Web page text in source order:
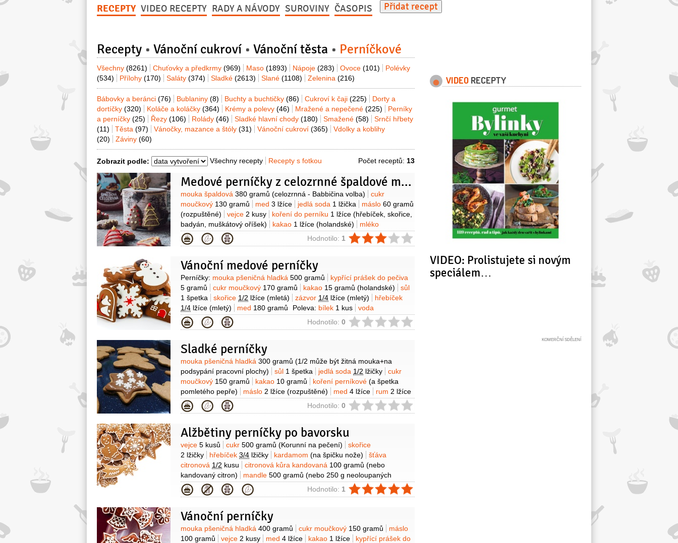
RECEPTY VIDEO RECEPTY RADY A NÁVODY SUROVINY ČASOPIS Přidat recept
Recepty Vánoční cukroví Vánoční těsta Perníčkové
Všechny (8261) Chuťovky a předkrmy (969) Maso (1893) Nápoje (283) Ovoce (101)
Polévky
(534)
Přílohy (170) Saláty (374) Sladké (2613) Slané (1108) Zelenina (216)
Bábovky a beránci (76) Bublaniny (8) Buchty a buchtičky (86) Cukroví k čaji (225)
Dorty a
dortíčky (320) Koláče a koláčky (364) Krémy a polevy (46) Mražené a nepečené (225)
Perníky
a perníčky (25) Řezy (106) Rolády (46) Sladké hlavní chody (180) Smažené (58)
Srnčí hřbety
(11)
Těsta (97) Vánočky, mazance a štóly (31) Vánoční cukroví (365)
Vdolky a koblihy
(20)
Záviny (60)
Zobrazit podle: Všechny recepty Recepty s fotkou Počet receptů: 13
Medové perníčky z celozrnné špaldové mouky
Suroviny
mouka špaldová 380 gramů (celozrnná - Babbičina volba)
cukr
moučkový 130 gramů med 3 lžíce jedlá soda 1 lžička máslo 60 gramů
(rozpuštěné)
vejce 2 kusy koření do perníku 1 lžíce (hřebíček, skořice,
badyán, muškátový oříšek)
kakao 1 lžíce (holandské)
mléko
50 mililitrů
Kategorie Hodnotilo: 1
Vánoční medové perníčky
Suroviny
Perníčky: mouka pšeničná hladká 500 gramů
kypřící prášek do pečiva
5 gramů
cukr moučkový 170 gramů kakao 15 gramů (holandské)
sůl
1 špetka
skořice 1/2 lžíce (mletá) zázvor 1/4 lžíce (mletý)
hřebíček
1/4 lžíce (mletý) med 180 gramů Poleva: bílek 1 kus
voda
1 lžička
šťáva citronová cukr moučkový125 gramů
Kategorie Hodnotilo: 0
Sladké perníčky
Suroviny
mouka pšeničná hladká 300 gramů (1/2 může být žitná mouka+na
podsypání pracovní plochy)
sůl 1 špetka jedlá soda 1/2 lžičky
cukr
moučkový 150 gramů kakao 10 gramů koření perníkové (a špetka
pomletého pepře)
máslo 2 lžíce (rozpuštěné) med 4 lžíce rum 2 lžíce
Kategorie Hodnotilo: 0
Alžbětiny perníčky po bavorsku
Suroviny
vejce 5 kusů cukr 500 gramů (Korunní na pečení)
skořice
2 lžičky
hřebíček 3/4 lžičky kardamom (na špičku nože)
šťáva
citronová 1/2 kusu citronová kůra kandovaná 100 gramů (nebo
kandovaný citron)
mandle 500 gramů (nebo 250 g neoloupaných
mandlí a 250 g vlašských oříšků) )
poleva (čokoládová nebo punčová)
Kategorie Hodnotilo: 1
Vánoční perníčky
Suroviny
mouka pšeničná hladká 400 gramů cukr moučkový 150 gramů
máslo
100 gramů
vejce 2 kusy med 4 lžíce kakao 1 lžíce
kypřící prášek do
VIDEO RECEPTY
VIDEO: Prolistujete si novým
speciálem…